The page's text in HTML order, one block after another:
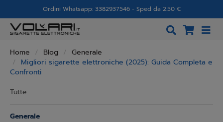
Ordini Whatsapp: 3382937546 - Sped da 2.50 €
Home Blog
Generale
Migliori sigarette elettroniche (2025): Guida Completa e
Confronti
Tutte
Generale